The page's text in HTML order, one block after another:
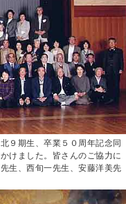
９期生、卒業５０周年記念同
けました。皆さんのご協力に
生、西旬一先生、安藤洋美先